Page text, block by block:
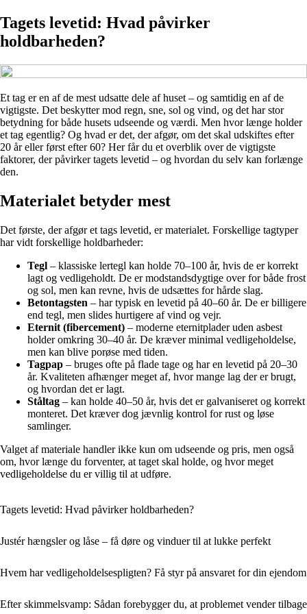
Tagets levetid: Hvad påvirker
holdbarheden?
Et tag er en af de mest udsatte dele af huset – og samtidig en af de
vigtigste. Det beskytter mod regn, sne, sol og vind, og det har stor
betydning for både husets udseende og værdi. Men hvor længe holder
et tag egentlig? Og hvad er det, der afgør, om det skal udskiftes efter
20 år eller først efter 60? Her får du et overblik over de vigtigste
faktorer, der påvirker tagets levetid – og hvordan du selv kan forlænge
den.
Materialet betyder mest
Det første, der afgør et tags levetid, er materialet. Forskellige tagtyper
har vidt forskellige holdbarheder:
Tegl – klassiske lertegl kan holde 70–100 år, hvis de er korrekt
lagt og vedligeholdt. De er modstandsdygtige over for både frost
og sol, men kan revne, hvis de udsættes for hårde slag.
Betontagsten – har typisk en levetid på 40–60 år. De er billigere
end tegl, men slides hurtigere af vind og vejr.
Eternit (fibercement) – moderne eternitplader uden asbest
holder omkring 30–40 år. De kræver minimal vedligeholdelse,
men kan blive porøse med tiden.
Tagpap – bruges ofte på flade tage og har en levetid på 20–30
år. Kvaliteten afhænger meget af, hvor mange lag der er brugt,
og hvordan det er lagt.
Ståltag – kan holde 40–50 år, hvis det er galvaniseret og korrekt
monteret. Det kræver dog jævnlig kontrol for rust og løse
samlinger.
Valget af materiale handler ikke kun om udseende og pris, men også
om, hvor længe du forventer, at taget skal holde, og hvor meget
vedligeholdelse du er villig til at udføre.
Tagets levetid: Hvad påvirker holdbarheden?
Justér hængsler og låse – få døre og vinduer til at lukke perfekt
Hvem har vedligeholdelsespligten? Få styr på ansvaret for din ejendom
Efter skimmelsvamp: Sådan forebygger du, at problemet vender tilbage